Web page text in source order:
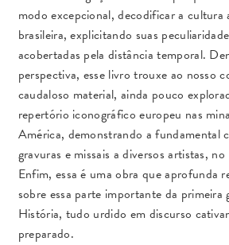
modo excepcional, decodificar a
brasileira, explicitando suas
acobertadas pela distância temporal.
perspectiva, esse livro trouxe ao nosso
caudaloso material, ainda pouco
repertório iconográfico europeu nas
América, demonstrando a fundamental
gravuras e missais a diversos artistas,
Enfim, essa é uma obra que aprofunda
sobre essa parte importante da primeira
História, tudo urdido em discurso
preparado.